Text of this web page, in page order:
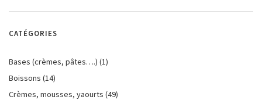
CATÉGORIES
Bases (crèmes, pâtes….) (1)
Boissons (14)
Crèmes, mousses, yaourts (49)